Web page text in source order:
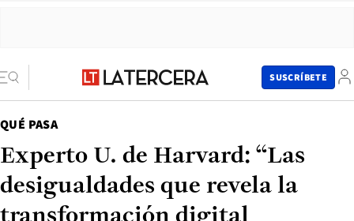
SUSCRÍBETE
QUÉ PASA
Experto U. de Harvard: “Las
desigualdades que revela la